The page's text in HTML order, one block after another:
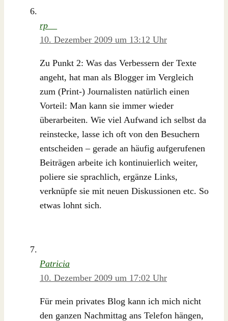
rp__
10. Dezember 2009 um 13:12 Uhr
Zu Punkt 2: Was das Verbessern der Texte
angeht, hat man als Blogger im Vergleich
zum (Print-) Journalisten natürlich einen
Vorteil: Man kann sie immer wieder
überarbeiten. Wie viel Aufwand ich selbst da
reinstecke, lasse ich oft von den Besuchern
entscheiden – gerade an häufig aufgerufenen
Beiträgen arbeite ich kontinuierlich weiter,
poliere sie sprachlich, ergänze Links,
verknüpfe sie mit neuen Diskussionen etc. So
etwas lohnt sich.
Patricia
10. Dezember 2009 um 17:02 Uhr
Für mein privates Blog kann ich mich nicht
den ganzen Nachmittag ans Telefon hängen,